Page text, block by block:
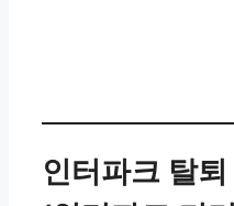
인터파크 탈